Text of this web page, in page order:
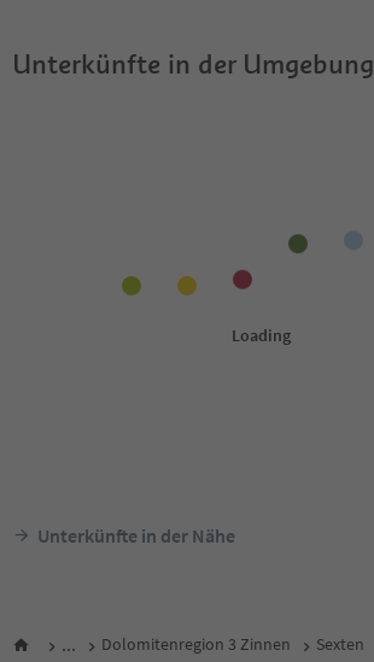
Unterkünfte in der Umgebung
Unterkünfte in der Nähe
... Dolomitenregion 3 Zinnen Sexten